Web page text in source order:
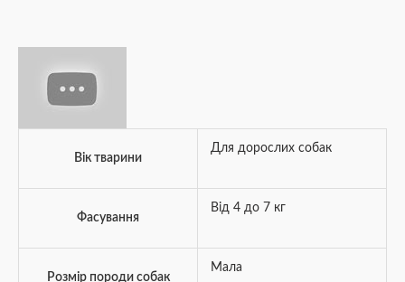
Вік тварини
Для дорослих собак
Фасування
Від 4 до 7 кг
Розмір породи собак
Мала